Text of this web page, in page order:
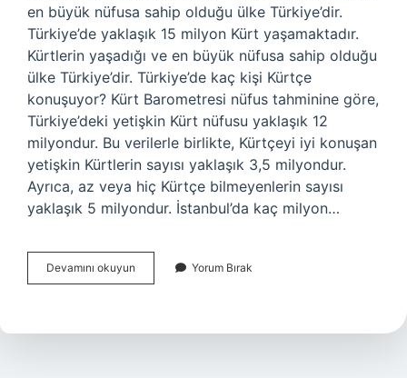
en büyük nüfusa sahip olduğu ülke Türkiye’dir.
Türkiye’de yaklaşık 15 milyon Kürt yaşamaktadır.
Kürtlerin yaşadığı ve en büyük nüfusa sahip olduğu
ülke Türkiye’dir. Türkiye’de kaç kişi Kürtçe
konuşuyor? Kürt Barometresi nüfus tahminine göre,
Türkiye’deki yetişkin Kürt nüfusu yaklaşık 12
milyondur. Bu verilerle birlikte, Kürtçeyi iyi konuşan
yetişkin Kürtlerin sayısı yaklaşık 3,5 milyondur.
Ayrıca, az veya hiç Kürtçe bilmeyenlerin sayısı
yaklaşık 5 milyondur. İstanbul’da kaç milyon…
Devamını okuyun Türkiyede
Kac
Yorum Bırak